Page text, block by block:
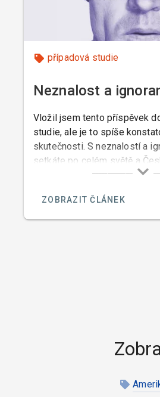
případová studie
Neznalost a
Vložil jsem tento příspěvek
studie, ale je to spíše
skutečnosti. S neznalostí a
setkáte po celém světě a
republika nejsou výjimkou.
ZOBRAZIT ČLÁNEK